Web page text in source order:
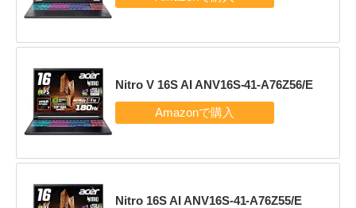
Nitro V 16S AI ANV16S-41-A76Z56/E
Nitro 16S AI ANV16S-41-A76Z55/E